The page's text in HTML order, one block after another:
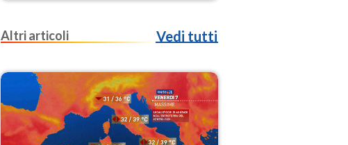
Altri articoli
Vedi tutti